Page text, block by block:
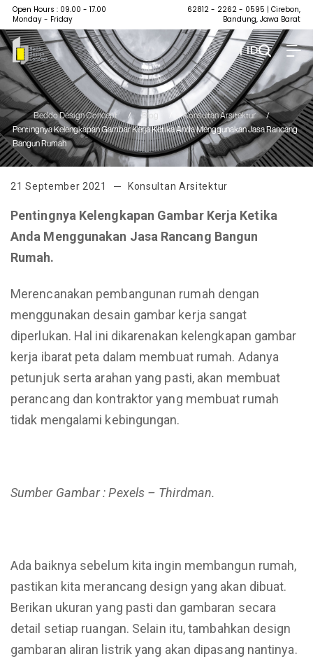
Open Hours : 09.00 - 17.00
Monday - Friday
62812 - 2262 - 0595 | Cirebon,
Bandung, Jawa Barat
| ID
Beddo Design Concept / Blog Konsultan Arsitektur
/
Pentingnya Kelengkapan Gambar Kerja Ketika Anda Menggunakan Jasa Rancang
Bangun Rumah
21 September 2021 Konsultan Arsitektur
Pentingnya Kelengkapan Gambar Kerja Ketika
Anda Menggunakan Jasa Rancang Bangun
Rumah.
Merencanakan pembangunan rumah dengan
menggunakan desain gambar kerja sangat
diperlukan. Hal ini dikarenakan kelengkapan gambar
kerja ibarat peta dalam membuat rumah. Adanya
petunjuk serta arahan yang pasti, akan membuat
perancang dan kontraktor yang membuat rumah
tidak mengalami kebingungan.
Sumber Gambar : Pexels – Thirdman.
Ada baiknya sebelum kita ingin membangun rumah,
pastikan kita merancang design yang akan dibuat.
Berikan ukuran yang pasti dan gambaran secara
detail setiap ruangan. Selain itu, tambahkan design
gambaran aliran listrik yang akan dipasang nantinya.